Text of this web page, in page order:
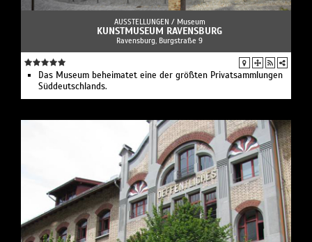
AUSSTELLUNGEN / Museum
KUNSTMUSEUM RAVENSBURG
Ravensburg, Burgstraße 9
Das Museum beheimatet eine der größten Privatsammlungen
Süddeutschlands.